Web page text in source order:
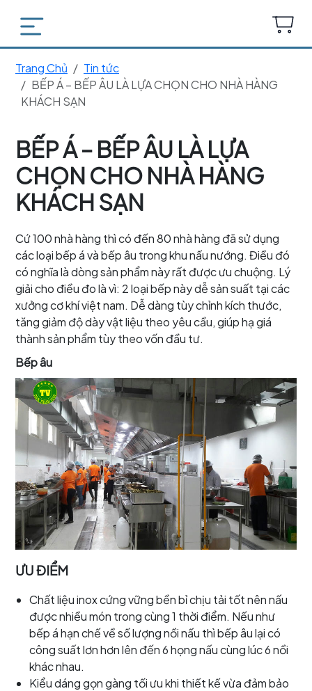
Trang Chủ
Tin tức
BẾP Á – BẾP ÂU LÀ LỰA CHỌN CHO NHÀ HÀNG
KHÁCH SẠN
BẾP Á – BẾP ÂU LÀ LỰA
CHỌN CHO NHÀ HÀNG
KHÁCH SẠN
Cứ 100 nhà hàng thì có đến 80 nhà hàng đã sử dụng
các loại bếp á và bếp âu trong khu nấu nướng. Điều đó
có nghĩa là dòng sản phẩm này rất được ưu chuộng. Lý
giải cho điều đo là vì: 2 loại bếp này dễ sản suất tại các
xưởng cơ khí việt nam. Dễ dàng tùy chỉnh kích thước,
tăng giảm độ dày vật liệu theo yêu cầu, giúp hạ giá
thành sản phẩm tùy theo vốn đầu tư.
Bếp âu
ƯU ĐIỂM
Chất liệu inox cứng vững bền bỉ chịu tải tốt nên nấu
được nhiều món trong cùng 1 thời điểm. Nếu như
bếp á hạn chế về số lượng nồi nấu thì bếp âu lại có
công suất lơn hơn lên đến 6 họng nấu cùng lúc 6 nồi
khác nhau.
Kiểu dáng gọn gàng tối ưu khi thiết kế vừa đảm bảo